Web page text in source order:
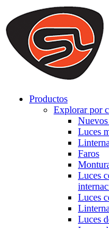
We use cookies to ensure
on our website. By
that cookies are used to
to offer you a better
you can disable cookies,
Productos
Explorar por
Luces
Faros
Luces
Luces
Luces